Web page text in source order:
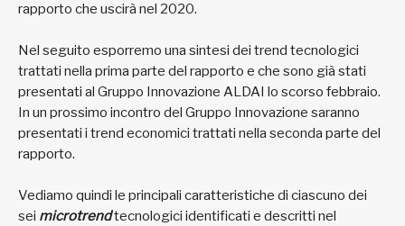
rapporto che uscirà nel 2020.
Nel seguito esporremo una sintesi dei trend tecnologici
trattati nella prima parte del rapporto e che sono già stati
presentati al Gruppo Innovazione ALDAI lo scorso febbraio.
In un prossimo incontro del Gruppo Innovazione saranno
presentati i trend economici trattati nella seconda parte del
rapporto.
Vediamo quindi le principali caratteristiche di ciascuno dei
sei microtrendtecnologici identificati e descritti nel